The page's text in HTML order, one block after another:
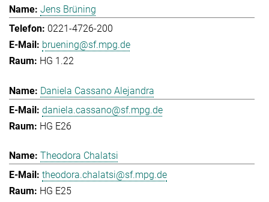
Jens Brüning
0221-4726-200
bruening@sf.mpg.de
HG 1.22
Daniela Cassano Alejandra
daniela.cassano@sf.mpg.de
HG E26
Theodora Chalatsi
theodora.chalatsi@sf.mpg.de
HG E25